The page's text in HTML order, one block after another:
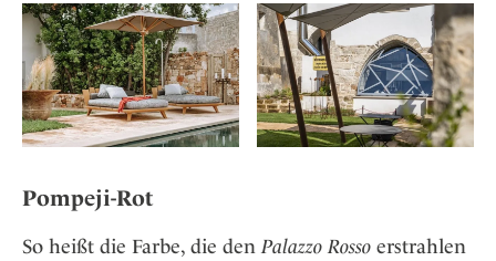
Pompeji-Rot
So heißt die Farbe, die den Palazzo Rosso erstrahlen